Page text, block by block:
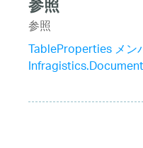
参照
参照
TableProperties メン